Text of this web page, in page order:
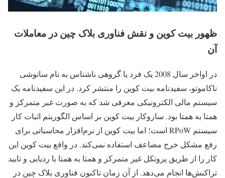
ظهور بیت کوین و نقش فناوری بلاک چین در معاملات
آن
در اواخر سال 2008 یک فرد یا گروهی ناشناس به نام ساتوشی
ناکاموتو، سفیدنامه بیت کوین را منتشر کرد. در این سفیدنامه یک
سیستم مالی الکترونیکی معرفی شد که به صورت غیر متمرکز و
همتا به همتا بود. سازوکار بیت کوین بر اساس الگوریتم اثبات کار
سیستم RPoW است؛ اما بیت کوین از نرم‌افزار محاسباتی برای
رفع مشکل خرج مضاعف استفاده نمی‌کند. در واقع بیت کوین این
کار را از طریق پروتکل غیر متمرکز و همتا به همتا با ردیابی و تایید
تراکنش‌ها انجام می‌دهد. از آن زمان تاکنون فناوری بلاک چین در